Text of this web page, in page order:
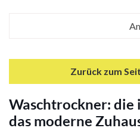
Zurück zum
Waschtrockner: die
das moderne